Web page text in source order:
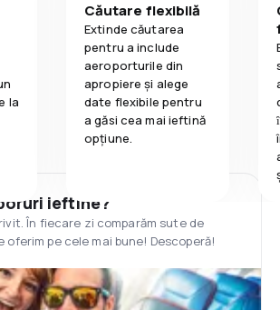
la
Căutare flexibilă
Extinde căutarea
pentru a include
aeroporturile din
apropiere și alege
date flexibile pentru
a găsi cea mai ieftină
opțiune.
ieftine?
În fiecare zi comparăm sute de
oferim pe cele mai bune! Descoperă!